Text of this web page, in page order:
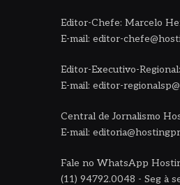
Editor-Chefe: Marcelo
E-mail: editor-
Editor-Executivo-
E-mail: editor-
Central de Jornalismo
E-mail:
Fale no WhatsApp
(11) 94792.0048 - Seg à